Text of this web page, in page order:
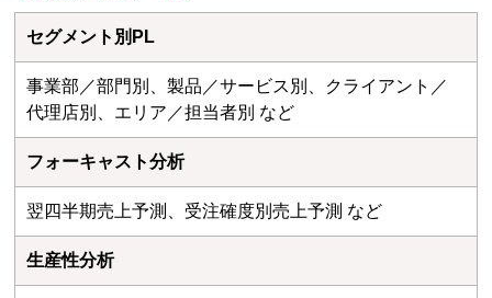
セグメント別PL
事業部／部門別、製品／サービス別、クライアント／
代理店別、エリア／担当者別 など
フォーキャスト分析
翌四半期売上予測、受注確度別売上予測 など
生産性分析